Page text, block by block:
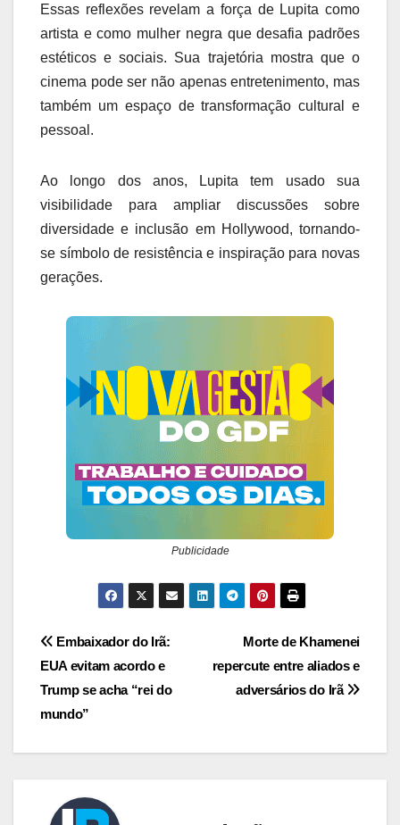
Essas reflexões revelam a força de Lupita como
artista e como mulher negra que desafia padrões
estéticos e sociais. Sua trajetória mostra que o
cinema pode ser não apenas entretenimento, mas
também um espaço de transformação cultural e
pessoal.
Ao longo dos anos, Lupita tem usado sua
visibilidade para ampliar discussões sobre
diversidade e inclusão em Hollywood, tornando-
se símbolo de resistência e inspiração para novas
gerações.
Publicidade
Navegação
de
Post
Morte de Khamenei
repercute entre aliados e
adversários do Irã
Embaixador do Irã:
EUA evitam acordo e
Trump se acha “rei do
mundo”